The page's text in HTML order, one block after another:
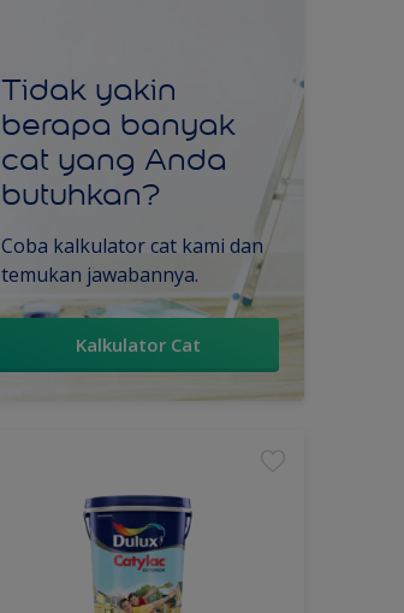
Tidak yakin
berapa banyak
cat yang Anda
butuhkan?
Coba kalkulator cat kami dan
temukan jawabannya.
Kalkulator Cat